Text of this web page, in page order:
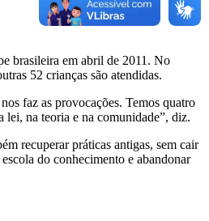
brasileira em abril de 2011. No
52 crianças são atendidas.
faz as provocações. Temos quatro
lei, na teoria e na comunidade”, diz.
recuperar práticas antigas, sem cair
do conhecimento e abandonar